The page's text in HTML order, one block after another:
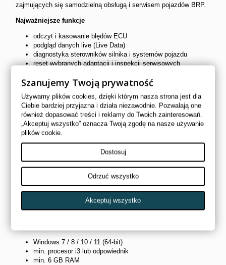
zajmujących się samodzielną obsługą i serwisem pojazdów BRP.
Najważniejsze funkcje
odczyt i kasowanie błędów ECU
podgląd danych live (Live Data)
diagnostyka sterowników silnika i systemów pojazdu
reset wybranych adaptacji i inspekcji serwisowych
komunikacja z systemami BRP poprzez OBD / złącze
serwisowe
Obsługiwane pojazdy
Sea-Doo (skutery wodne i jednostki BRP)
Ski-Doo i Lynx (skutery śnieżne)
modele od ok. 2016 roku wzwyż (w zależności od sterownika)
Zawartość zestawu
interfejs diagnostyczny V800 (VCI)
przewody diagnostyczne BRP
oprogramowanie BUDS3 (wersja instalacyjna)
zestaw kabli i adapterów
Windows 7 / 8 / 10 / 11 (64-bit)
min. procesor i3 lub odpowiednik
min. 6 GB RAM
Szanujemy Twoją prywatność
Używamy plików cookies, dzięki którym nasza strona jest dla
Ciebie bardziej przyjazna i działa niezawodnie. Pozwalają one
również dopasować treści i reklamy do Twoich zainteresowań.
„Akceptuj wszystko” oznacza Twoją zgodę na nasze używanie
plików cookie.
Dostosuj
Odrzuć wszystko
Akceptuj wszystko